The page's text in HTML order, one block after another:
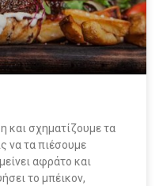
και σχηματίζουμε τα
να τα πιέσουμε
αφράτο και
το μπέικον,